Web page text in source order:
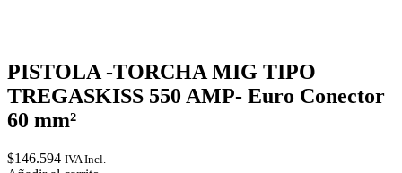
PISTOLA -TORCHA MIG TIPO
TREGASKISS 550 AMP- Euro Conector
60 mm²
$146.594 IVA Incl.